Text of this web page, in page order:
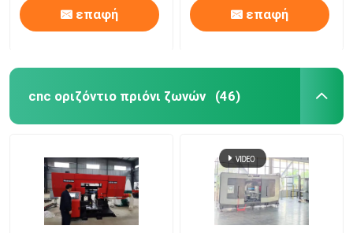
επαφή επαφή
cnc οριζόντιο πριόνι ζωνών (46)